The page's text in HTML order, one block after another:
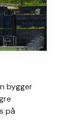
bygger
på